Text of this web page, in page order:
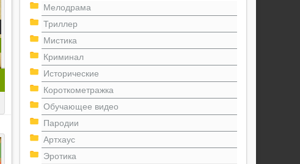
Мелодрама
Триллер
Мистика
Криминал
Исторические
Короткометражка
Обучающее видео
Пародии
Артхаус
Эротика